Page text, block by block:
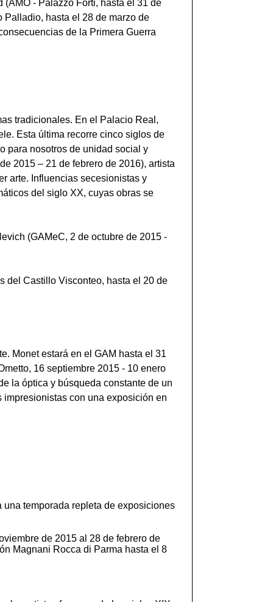
(AMO - Palazzo Forti, hasta el 31 de
Palladio, hasta el 28 de marzo de
de la Primera Guerra
tradicionales. En el Palacio Real,
Esta última recorre cinco siglos de
para nosotros de unidad social y
2015 – 21 de febrero de 2016), artista
arte. Influencias secesionistas y
del siglo XX, cuyas obras se
(GAMeC, 2 de octubre de 2015 -
del Castillo Visconteo, hasta el 20 de
Monet estará en el GAM hasta el 31
16 septiembre 2015 - 10 enero
la óptica y búsqueda constante de un
con una exposición en
temporada repleta de exposiciones
de 2015 al 28 de febrero de
Magnani Rocca di Parma hasta el 8